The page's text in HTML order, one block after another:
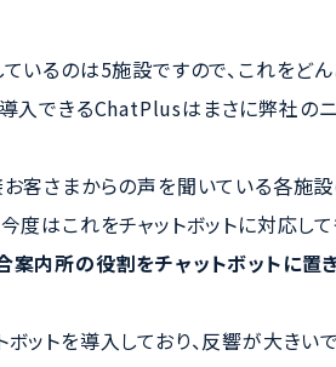
いるのは5施設ですので、これをど
入できるChatPlusはまさに弊社の
客さまからの声を聞いている各施
度はこれをチャットボットに対応して
案内所の役割をチャットボットに置
ットを導入しており、反響が大きい